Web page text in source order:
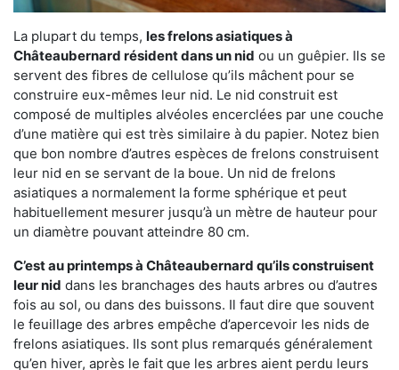
La plupart du temps, les frelons asiatiques à
Châteaubernard résident dans un nid ou un guêpier. Ils se
servent des fibres de cellulose qu’ils mâchent pour se
construire eux-mêmes leur nid. Le nid construit est
composé de multiples alvéoles encerclées par une couche
d’une matière qui est très similaire à du papier. Notez bien
que bon nombre d’autres espèces de frelons construisent
leur nid en se servant de la boue. Un nid de frelons
asiatiques a normalement la forme sphérique et peut
habituellement mesurer jusqu’à un mètre de hauteur pour
un diamètre pouvant atteindre 80 cm.
C’est au printemps à Châteaubernard qu’ils construisent
leur nid dans les branchages des hauts arbres ou d’autres
fois au sol, ou dans des buissons. Il faut dire que souvent
le feuillage des arbres empêche d’apercevoir les nids de
frelons asiatiques. Ils sont plus remarqués généralement
qu’en hiver, après le fait que les arbres aient perdu leurs